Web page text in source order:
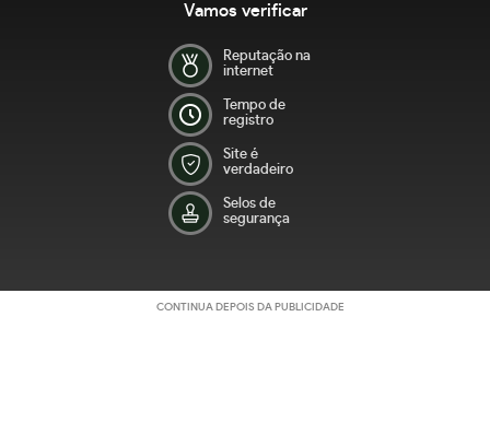
Vamos verificar
Reputação na
internet
Tempo de
registro
Site é
verdadeiro
Selos de
segurança
CONTINUA DEPOIS DA PUBLICIDADE